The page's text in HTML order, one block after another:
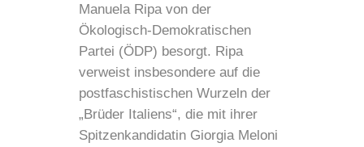
Manuela Ripa von der
Ökologisch-Demokratischen
Partei (ÖDP) besorgt. Ripa
verweist insbesondere auf die
postfaschistischen Wurzeln der
„Brüder Italiens“, die mit ihrer
Spitzenkandidatin Giorgia Meloni